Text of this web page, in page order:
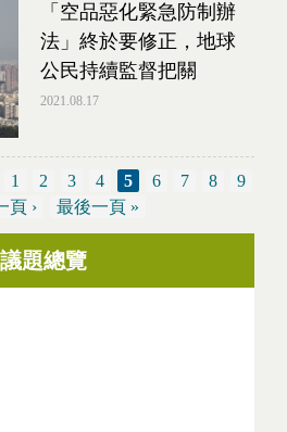
「空品惡化緊急防制辦
法」終於要修正，地球
公民持續監督把關
2021.08.17
1 2 3 4 5 6 7 8
9
頁 › 最後一頁 »
議題總覽